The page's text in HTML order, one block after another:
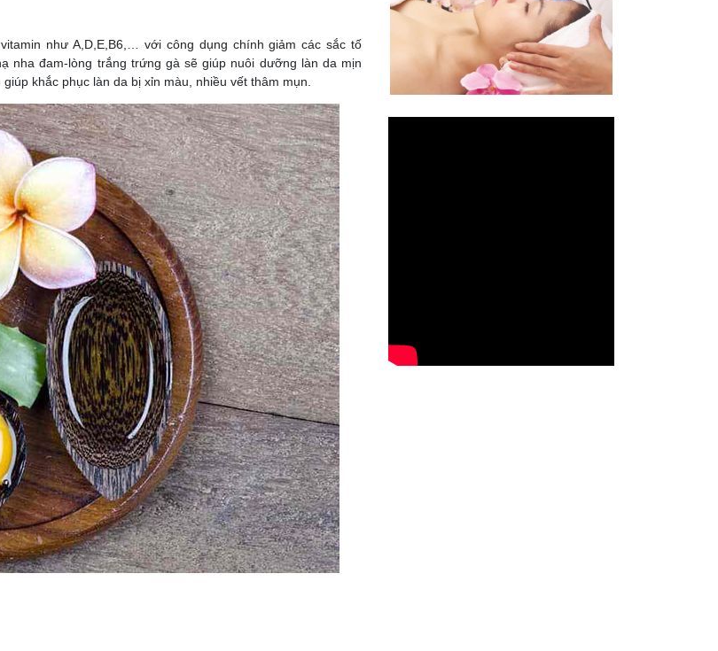
như A,D,E,B6,… với công dụng chính giảm các sắc tố
nha đam-lòng trắng trứng gà sẽ giúp nuôi dưỡng làn da mịn
khắc phục làn da bị xỉn màu, nhiều vết thâm mụn.